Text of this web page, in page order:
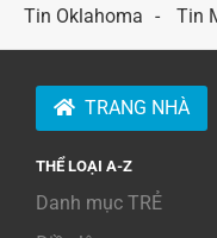
Tin Oklahoma
Tin
TRANG NHÀ
THỂ LOẠI A-Z
Danh mục TRẺ